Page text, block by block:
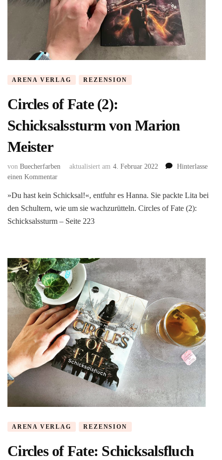
ARENA VERLAG REZENSION
Circles of Fate (2):
Schicksalssturm von Marion
Meister
von Buecherfarben aktualisiert am 4. Februar 2022
Hinterlasse
einen Kommentarzu
of
Fate
(2):
Meister
»Du hast kein Schicksal!«, entfuhr es Hanna. Sie packte Lita bei
den Schultern, wie um sie wachzurütteln. Circles of Fate (2):
Schicksalssturm – Seite 223
ARENA VERLAG REZENSION
Circles of Fate: Schicksalsfluch